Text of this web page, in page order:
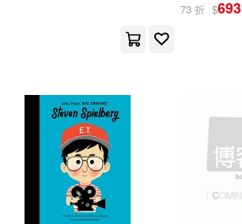
Green(77)
Jim(77) King(77)
Carter(76)
Meyers(75) Williams(75)
Consortium Book Sales & Dist(31)
Harlequin Books(31)
Mit Pr(31)
73 折 $693